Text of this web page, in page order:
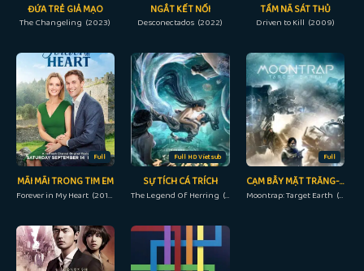
ĐỨA TRẺ GIẢ MẠO
The Changeling (2023)
NGẮT KẾT NỐI
Desconectados (2022)
TẦM NÃ SÁT THỦ
Driven to Kill (2009)
Full
MÃI MÃI TRONG TIM EM
Forever in My Heart (2019)
Full HD Vietsub
SỰ TÍCH CÁ TRÍCH
The Legend Of Herring (2022)
Full
CẠM BẪY MẶT TRĂNG- MỤC TIÊU TRÁI ĐẤT
Moontrap: Target Earth (2017)